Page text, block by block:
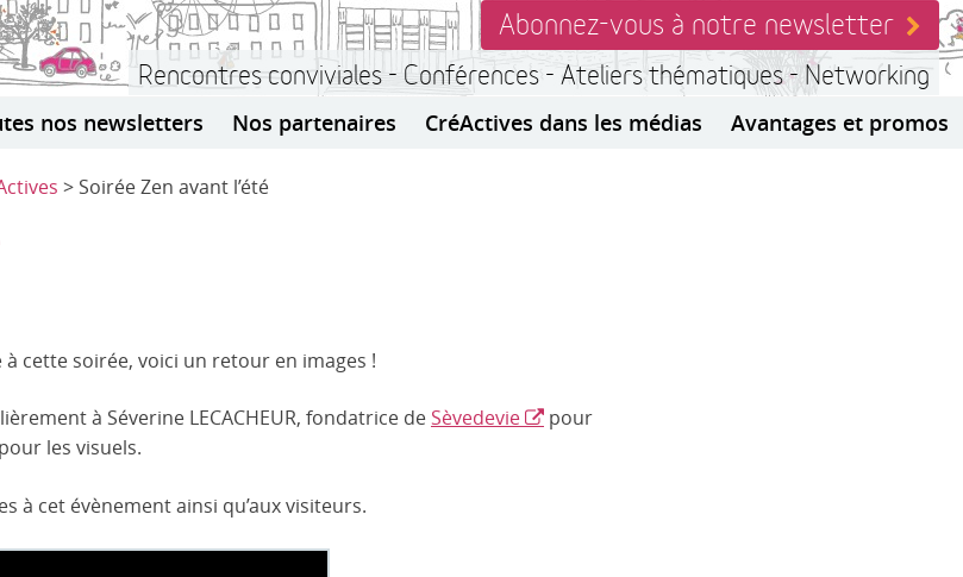
Abonnez-vous à notre newsletter
Rencontres conviviales - Conférences - Ateliers thématiques - Networking
nos newsletters Nos partenaires CréActives dans les médias Avantages et promos
> Soirée Zen avant l’été
cette soirée, voici un retour en images !
à Séverine LECACHEUR, fondatrice de Sèvedevie
pour
pour les visuels.
à cet évènement ainsi qu’aux visiteurs.